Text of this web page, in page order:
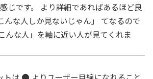
じです。 より詳細であればあるほど良
んな人しか見ないじゃん」 てなるので
んな人」を軸に近い人が見てくれま